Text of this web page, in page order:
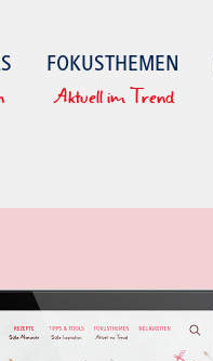
FOKUSTHEMEN
Aktuell im Trend